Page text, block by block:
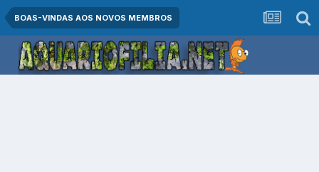
BOAS-VINDAS AOS NOVOS MEMBROS